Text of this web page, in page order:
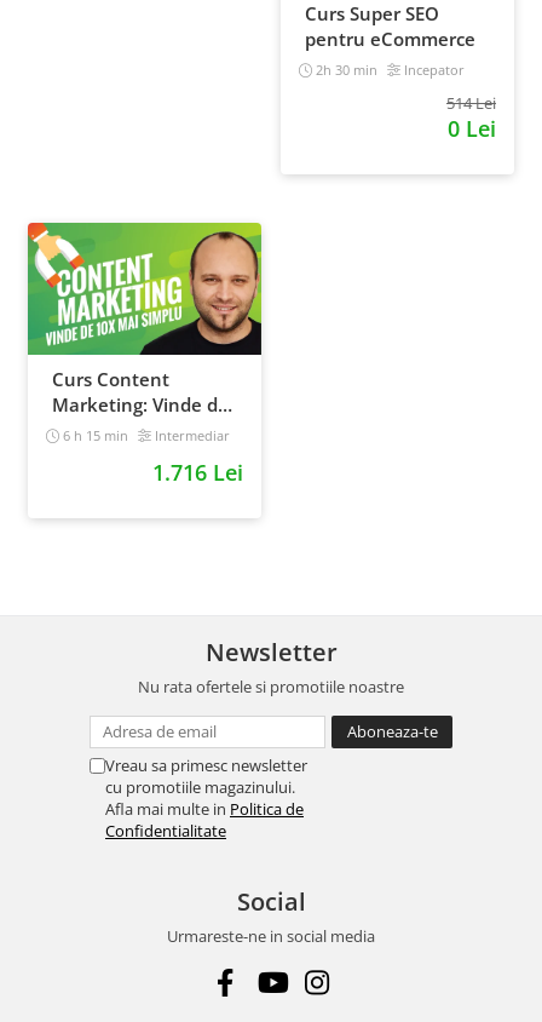
Curs Super SEO
pentru eCommerce
2h 30 min Incepator
514 Lei
0 Lei
Curs Content
Marketing: Vinde de
10x mai simplu
6 h 15 min Intermediar
1.716 Lei
Newsletter
Nu rata ofertele si promotiile noastre
Vreau sa primesc newsletter
cu promotiile magazinului.
Afla mai multe in Politica de
Confidentialitate
Social
Urmareste-ne in social media